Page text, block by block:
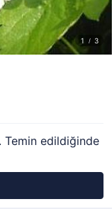
Temin edildiğinde